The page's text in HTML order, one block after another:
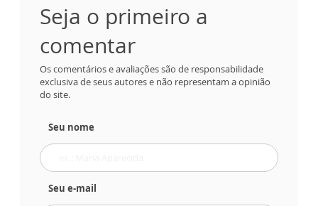
Seja o primeiro a
comentar
Os comentários e avaliações são de responsabilidade
exclusiva de seus autores e não representam a opinião
do site.
Seu nome
Seu e-mail